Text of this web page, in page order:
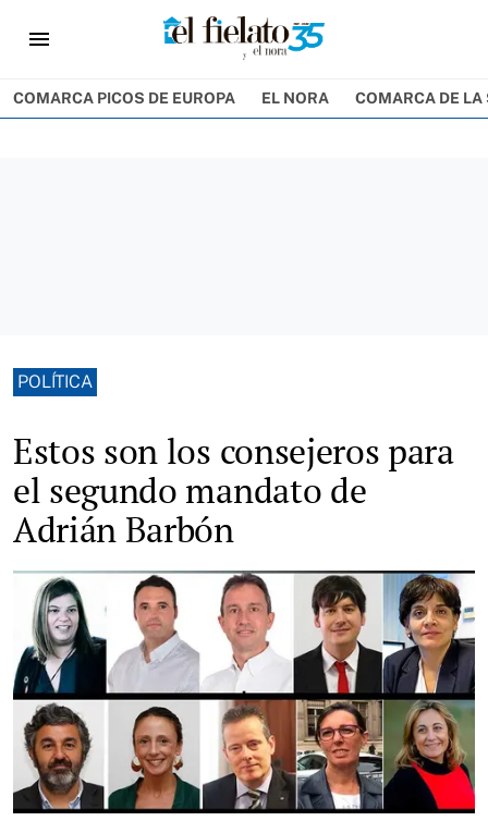
menu
COMARCA PICOS DE EUROPA EL NORA COMARCA DE LA
POLÍTICA
Estos son los consejeros para
el segundo mandato de
Adrián Barbón